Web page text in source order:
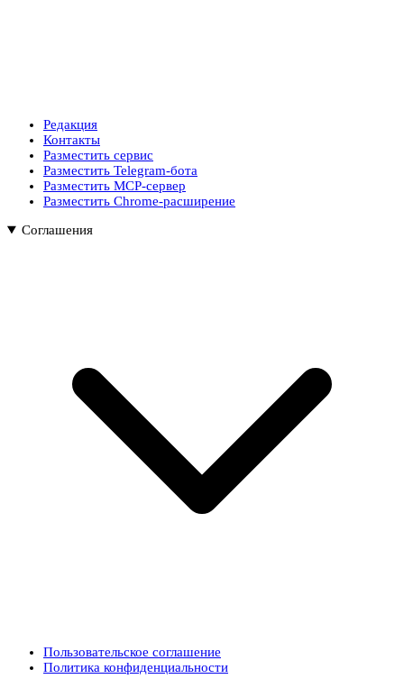
Редакция
Контакты
Разместить сервис
Разместить Telegram-бота
Разместить MCP-сервер
Разместить Chrome-расширение
Соглашения
Пользовательское соглашение
Политика конфиденциальности